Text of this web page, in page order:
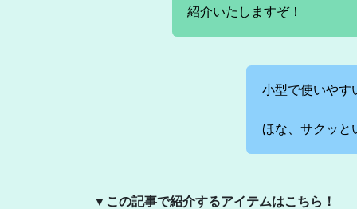
紹介いたしますぞ！
小型で使いやす
ほな、サクッと
▼この記事で紹介するアイテムはこちら！